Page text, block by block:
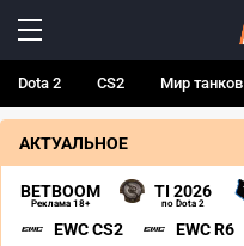
Dota 2 CS2 Мир танков
АКТУАЛЬНОЕ
BETBOOM
Реклама 18+
TI 2026
по Dota 2
EWC CS2 EWC R6